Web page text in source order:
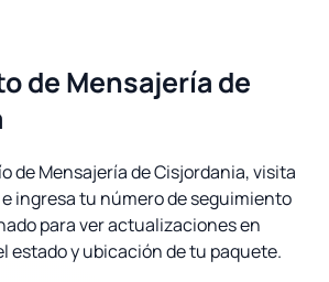
de Mensajería de
de Mensajería de Cisjordania, visita
ingresa tu número de seguimiento
para ver actualizaciones en
estado y ubicación de tu paquete.